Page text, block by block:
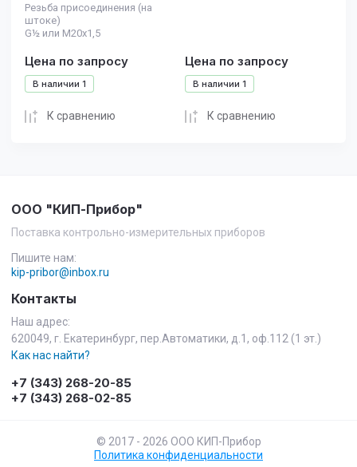
Резьба присоединения (на
штоке)
G½ или М20х1,5
В наличии 1
Цена по запросу
К сравнению
В наличии 1
Цена по запросу
К сравнению
ООО "КИП-Прибор"
Поставка контрольно-измерительных приборов
Пишите нам:
kip-pribor@inbox.ru
Контакты
Наш адрес:
620049, г. Екатеринбург, пер.Автоматики, д.1, оф.112 (1 эт.)
Как нас найти?
+7 (343) 268-20-85
+7 (343) 268-02-85
© 2017 - 2026 ООО КИП-Прибор
Политика конфиденциальности